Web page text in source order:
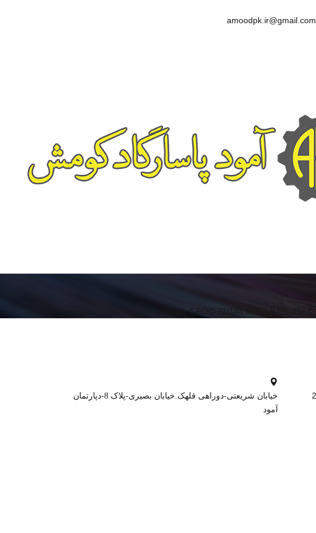
amoodpk.ir@gmail.com
خاکی/کانالی Network FOC-72/144 M
خیابان شریعتی-دوراهی قلهک.خیابان بصیری-پلاک 8-دپارتمان
آمود